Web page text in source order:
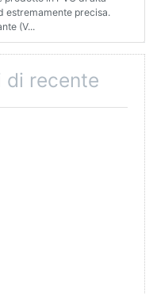
estremamente precisa.
(V...
recente